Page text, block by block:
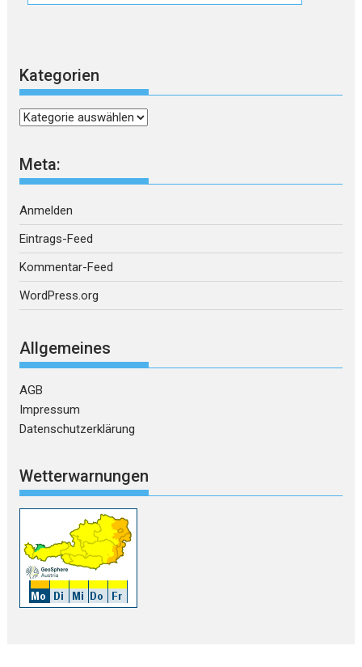
Kategorien
Kategorien
Meta:
Anmelden
Eintrags-Feed
Kommentar-Feed
WordPress.org
Allgemeines
AGB
Impressum
Datenschutzerklärung
Wetterwarnungen